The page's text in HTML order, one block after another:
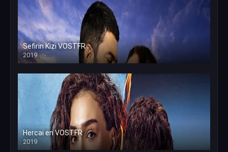
Sefirin Kizi VOSTFR
2019
Hercai en VOSTFR
2019